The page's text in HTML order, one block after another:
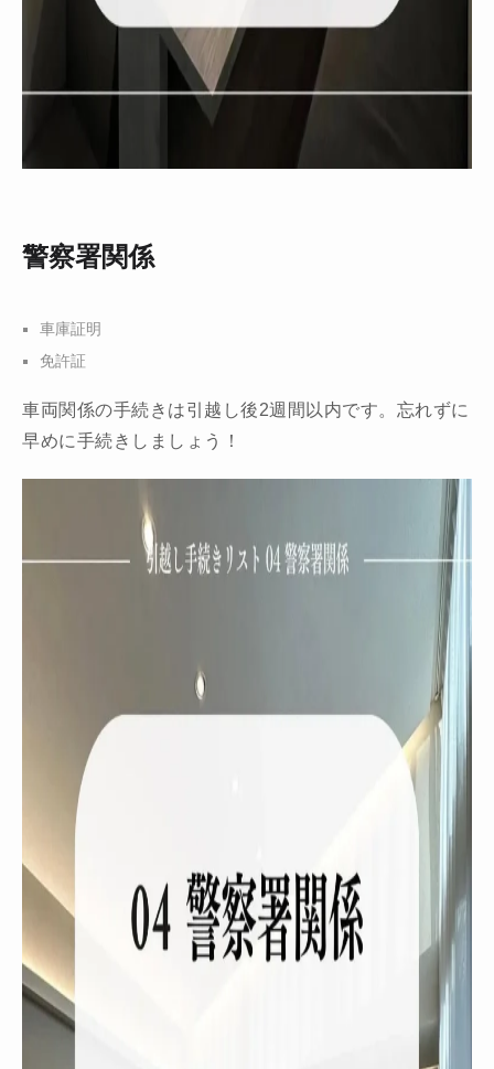
警察署関係
車庫証明
免許証
車両関係の手続きは引越し後2週間以内です。忘れずに
早めに手続きしましょう！